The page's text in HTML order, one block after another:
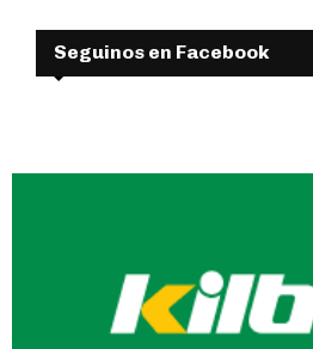
Seguinos en Facebook